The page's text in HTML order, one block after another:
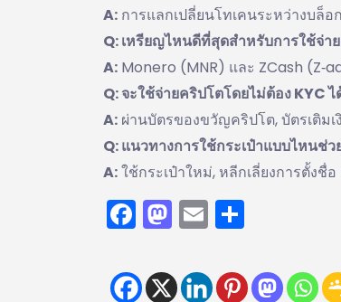
A: การแลกเปลี่ยนโทเคนระหว่างบล็
Q: เหรียญไหนดีที่สุดสำหรับการใช้จ่า
A: Monero (MNR) และ ZCash
Q: จะใช้จ่ายคริปโตโดยไม่ต้อง KYC ไ
A: ผ่านบัตรของขวัญคริปโต, บัตรเติมเ
Q: แนวทางการใช้กระเป๋าแบบไหนช่
A:ใช้กระเป๋าใหม่, หลีกเลี่ยงการตั้ง
Facebook
Mastodon
Email